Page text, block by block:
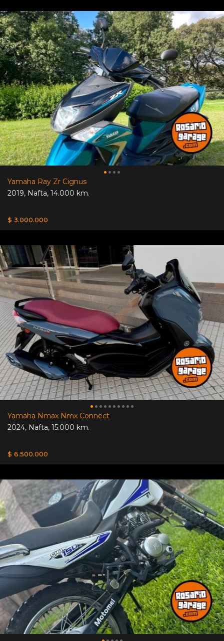
Yamaha Ray Zr Cignus
2019, Nafta, 14.000 km.
$ 3.000.000
Yamaha Nmax Nmx Connect
2024, Nafta, 15.000 km.
$ 6.500.000